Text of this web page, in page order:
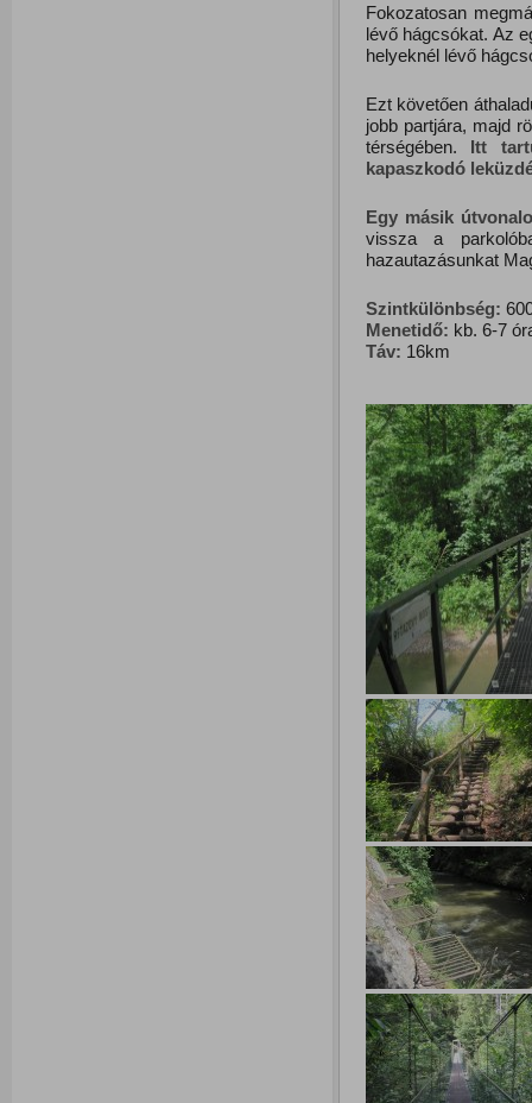
Fokozatosan
lévő hágcsókat. Az
helyeknél lévő
Ezt követően
jobb partjára, majd
térségében. Itt
kapaszkodó
Egy másik
vissza a
hazautazásunkat
Szintkülönbség:
Menetidő: kb. 6-7
Táv: 16km